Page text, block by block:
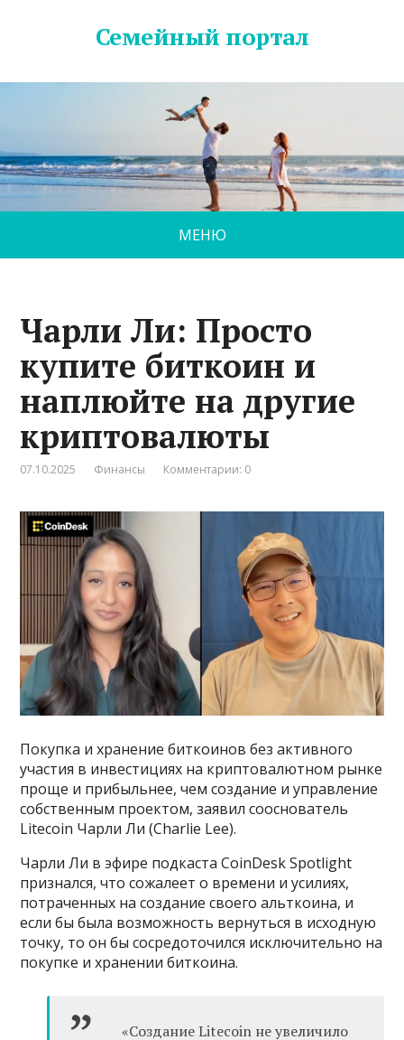
Семейный портал
МЕНЮ
Чарли Ли: Просто
купите биткоин и
наплюйте на другие
криптовалюты
07.10.2025 Финансы Комментарии: 0
Покупка и хранение биткоинов без активного
участия в инвестициях на криптовалютном рынке
проще и прибыльнее, чем создание и управление
собственным проектом, заявил сооснователь
Litecoin Чарли Ли (Charlie Lee).
Чарли Ли в эфире подкаста CoinDesk Spotlight
признался, что сожалеет о времени и усилиях,
потраченных на создание своего альткоина, и
если бы была возможность вернуться в исходную
точку, то он бы сосредоточился исключительно на
покупке и хранении биткоина.
«Создание Litecoin не увеличило